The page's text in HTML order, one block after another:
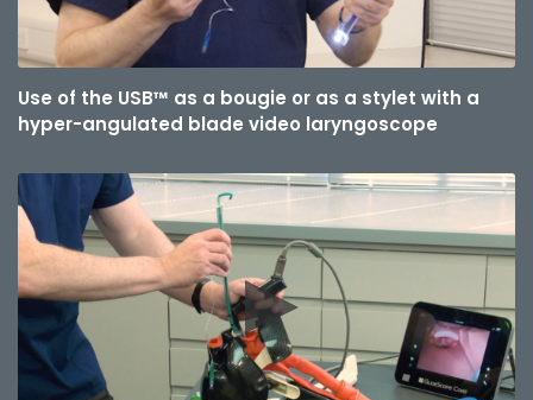
Use of the USB™ as a bougie or as a stylet with a
hyper-angulated blade video laryngoscope